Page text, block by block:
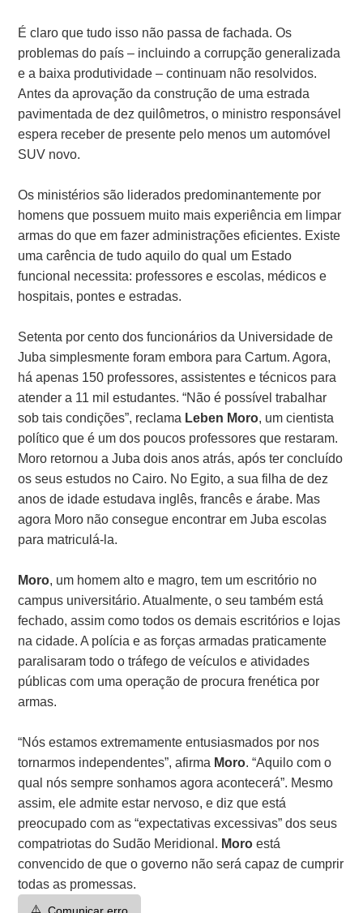
É claro que tudo isso não passa de fachada. Os
problemas do país – incluindo a corrupção generalizada
e a baixa produtividade – continuam não resolvidos.
Antes da aprovação da construção de uma estrada
pavimentada de dez quilômetros, o ministro responsável
espera receber de presente pelo menos um automóvel
SUV novo.
Os ministérios são liderados predominantemente por
homens que possuem muito mais experiência em limpar
armas do que em fazer administrações eficientes. Existe
uma carência de tudo aquilo do qual um Estado
funcional necessita: professores e escolas, médicos e
hospitais, pontes e estradas.
Setenta por cento dos funcionários da Universidade de
Juba simplesmente foram embora para Cartum. Agora,
há apenas 150 professores, assistentes e técnicos para
atender a 11 mil estudantes. “Não é possível trabalhar
sob tais condições”, reclama Leben Moro, um cientista
político que é um dos poucos professores que restaram.
Moro retornou a Juba dois anos atrás, após ter concluído
os seus estudos no Cairo. No Egito, a sua filha de dez
anos de idade estudava inglês, francês e árabe. Mas
agora Moro não consegue encontrar em Juba escolas
para matriculá-la.
Moro, um homem alto e magro, tem um escritório no
campus universitário. Atualmente, o seu também está
fechado, assim como todos os demais escritórios e lojas
na cidade. A polícia e as forças armadas praticamente
paralisaram todo o tráfego de veículos e atividades
públicas com uma operação de procura frenética por
armas.
“Nós estamos extremamente entusiasmados por nos
tornarmos independentes”, afirma Moro. “Aquilo com o
qual nós sempre sonhamos agora acontecerá”. Mesmo
assim, ele admite estar nervoso, e diz que está
preocupado com as “expectativas excessivas” dos seus
compatriotas do Sudão Meridional. Moroestá
convencido de que o governo não será capaz de cumprir
todas as promessas.
⚠️ Comunicar erro